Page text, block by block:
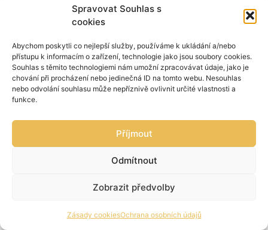
Spravovat Souhlas s
cookies
Abychom poskytli co nejlepší služby, používáme k ukládání a/nebo
přístupu k informacím o zařízení, technologie jako jsou soubory cookies.
Souhlas s těmito technologiemi nám umožní zpracovávat údaje, jako je
chování při procházení nebo jedinečná ID na tomto webu. Nesouhlas
nebo odvolání souhlasu může nepříznivě ovlivnit určité vlastnosti a
funkce.
Příjmout
Odmítnout
Zobrazit předvolby
Zásady cookiesOchrana osobních údajů